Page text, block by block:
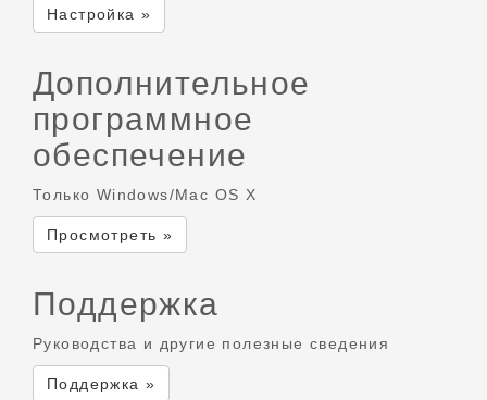
Настройка »
Дополнительное
программное
обеспечение
Только Windows/Mac OS X
Просмотреть »
Поддержка
Руководства и другие полезные сведения
Поддержка »